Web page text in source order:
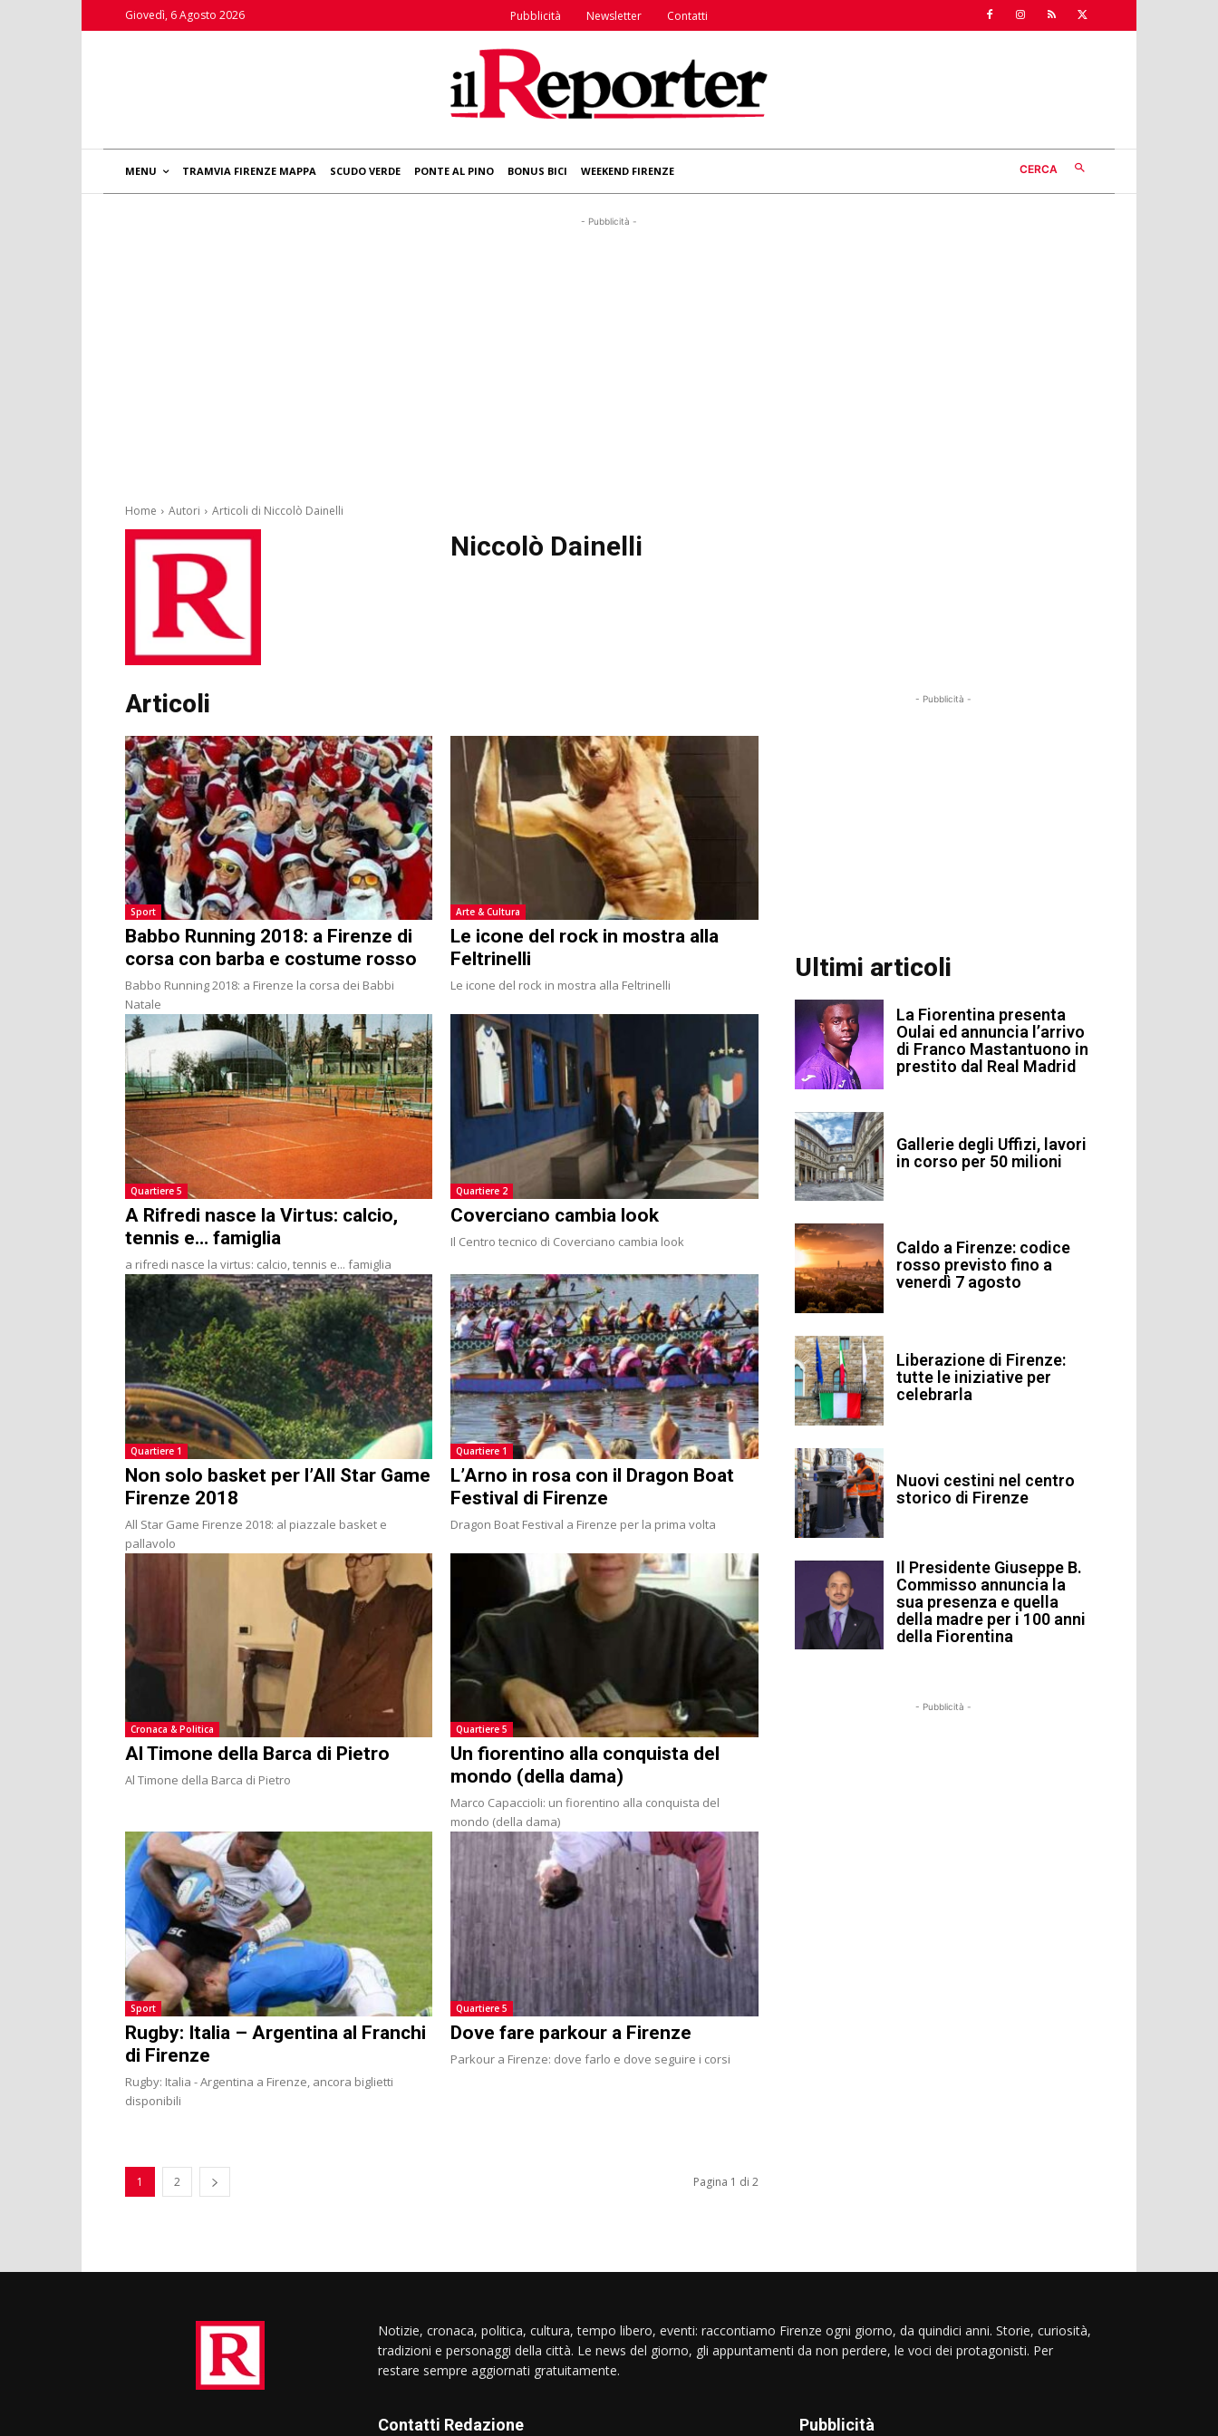
Giovedì, 6 Agosto 2026 Pubblicità Newsletter Contatti
MENU TRAMVIA FIRENZE MAPPA SCUDO VERDE PONTE AL PINO BONUS BICI WEEKEND FIRENZE CERCA
- Pubblicità -
Home Autori Articoli di Niccolò Dainelli
Niccolò Dainelli
Articoli
Sport
Babbo Running 2018: a Firenze di
corsa con barba e costume rosso
Babbo Running 2018: a Firenze la corsa dei Babbi
Natale
Arte & Cultura
Le icone del rock in mostra alla
Feltrinelli
Le icone del rock in mostra alla Feltrinelli
Quartiere 5
A Rifredi nasce la Virtus: calcio,
tennis e… famiglia
a rifredi nasce la virtus: calcio, tennis e... famiglia
Quartiere 2
Coverciano cambia look
Il Centro tecnico di Coverciano cambia look
Quartiere 1
Non solo basket per l’All Star Game
Firenze 2018
All Star Game Firenze 2018: al piazzale basket e
pallavolo
Quartiere 1
L’Arno in rosa con il Dragon Boat
Festival di Firenze
Dragon Boat Festival a Firenze per la prima volta
Cronaca & Politica
Al Timone della Barca di Pietro
Al Timone della Barca di Pietro
Quartiere 5
Un fiorentino alla conquista del
mondo (della dama)
Marco Capaccioli: un fiorentino alla conquista del
mondo (della dama)
Sport
Rugby: Italia – Argentina al Franchi
di Firenze
Rugby: Italia - Argentina a Firenze, ancora biglietti
disponibili
Quartiere 5
Dove fare parkour a Firenze
Parkour a Firenze: dove farlo e dove seguire i corsi
1 2 Pagina 1 di 2
- Pubblicità -
Ultimi articoli
La Fiorentina presenta
Oulai ed annuncia l’arrivo
di Franco Mastantuono in
prestito dal Real Madrid
Gallerie degli Uffizi, lavori
in corso per 50 milioni
Caldo a Firenze: codice
rosso previsto fino a
venerdì 7 agosto
Liberazione di Firenze:
tutte le iniziative per
celebrarla
Nuovi cestini nel centro
storico di Firenze
Il Presidente Giuseppe B.
Commisso annuncia la
sua presenza e quella
della madre per i 100 anni
della Fiorentina
- Pubblicità -
Notizie, cronaca, politica, cultura, tempo libero, eventi: raccontiamo Firenze ogni giorno, da quindici anni. Storie, curiosità,
tradizioni e personaggi della città. Le news del giorno, gli appuntamenti da non perdere, le voci dei protagonisti. Per
restare sempre aggiornati gratuitamente.
Contatti Redazione Pubblicità